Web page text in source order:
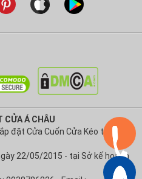
CỬA Á CHÂU
đặt Cửa Cuốn Cửa Kéo tại Việt
22/05/2015 - tại Sở kế hoạch